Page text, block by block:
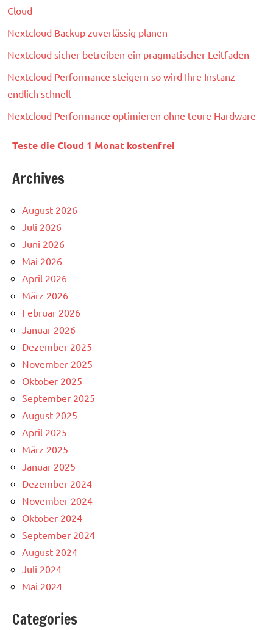
Cloud
Nextcloud Backup zuverlässig planen
Nextcloud sicher betreiben ein pragmatischer Leitfaden
Nextcloud Performance steigern so wird Ihre Instanz
endlich schnell
Nextcloud Performance optimieren ohne teure Hardware
Teste die Cloud 1 Monat kostenfrei
Archives
August 2026
Juli 2026
Juni 2026
Mai 2026
April 2026
März 2026
Februar 2026
Januar 2026
Dezember 2025
November 2025
Oktober 2025
September 2025
August 2025
April 2025
März 2025
Januar 2025
Dezember 2024
November 2024
Oktober 2024
September 2024
August 2024
Juli 2024
Mai 2024
Categories